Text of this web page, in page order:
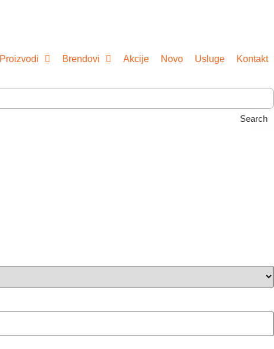
Proizvodi Brendovi Akcije Novo Usluge Kontakt
Search